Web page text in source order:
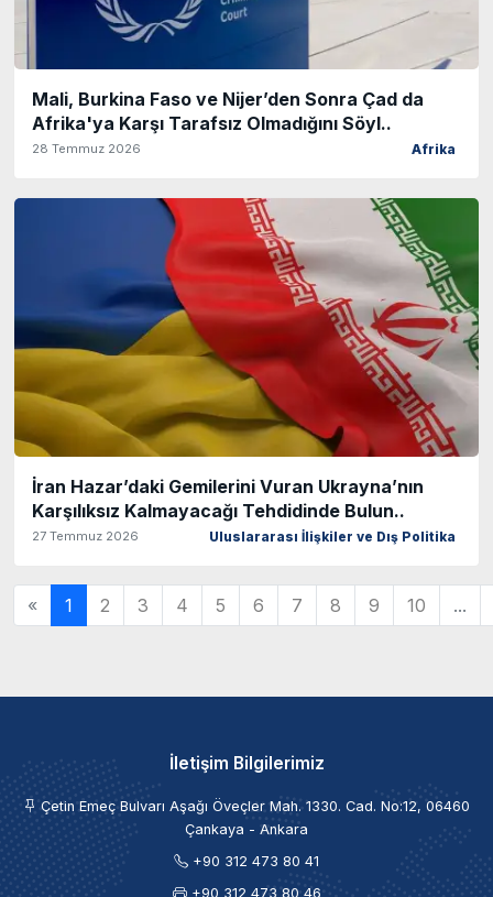
Mali, Burkina Faso ve Nijer’den Sonra Çad da
Afrika'ya Karşı Tarafsız Olmadığını Söyl..
28 Temmuz 2026 Afrika
İran Hazar’daki Gemilerini Vuran Ukrayna’nın
Karşılıksız Kalmayacağı Tehdidinde Bulun..
27 Temmuz 2026 Uluslararası İlişkiler ve Dış Politika
« 1 2 3 4 5 6 7 8 9 10 ...
İletişim Bilgilerimiz
Çetin Emeç Bulvarı Aşağı Öveçler Mah. 1330. Cad. No:12, 06460
Çankaya - Ankara
+90 312 473 80 41
+90 312 473 80 46